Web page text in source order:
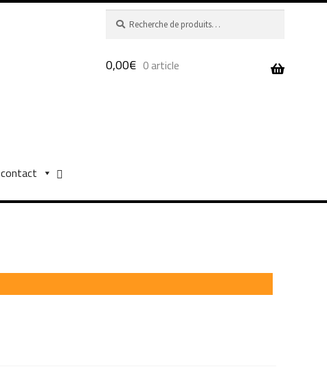
Recherche
pour :
0,00€ 0 article
contact